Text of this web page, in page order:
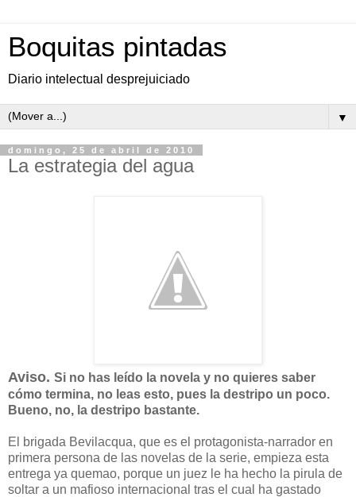
Boquitas pintadas
Diario intelectual desprejuiciado
▼
domingo, 25 de abril de 2010
La estrategia del agua
Aviso. Si no has leído la novela y no quieres saber
cómo termina, no leas esto, pues la destripo un poco.
Bueno, no, la destripo bastante.
El brigada Bevilacqua, que es el protagonista-narrador en
primera persona de las novelas de la serie, empieza esta
entrega ya quemao, porque un juez le ha hecho la pirula de
soltar a un mafioso internacional tras el cual ha gastado